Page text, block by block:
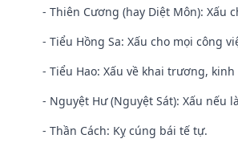
- Thiên Cương (hay Diệt Môn): Xấu
- Tiểu Hồng Sa: Xấu cho mọi công
- Tiểu Hao: Xấu về khai trương,
- Nguyệt Hư (Nguyệt Sát): Xấu nếu
- Thần Cách: Kỵ cúng bái tế tự.